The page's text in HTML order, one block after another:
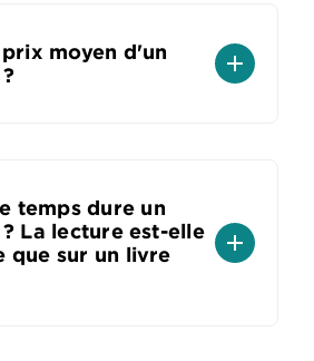
moyen d'un
add
temps dure un
La lecture est-elle
que sur un livre
add